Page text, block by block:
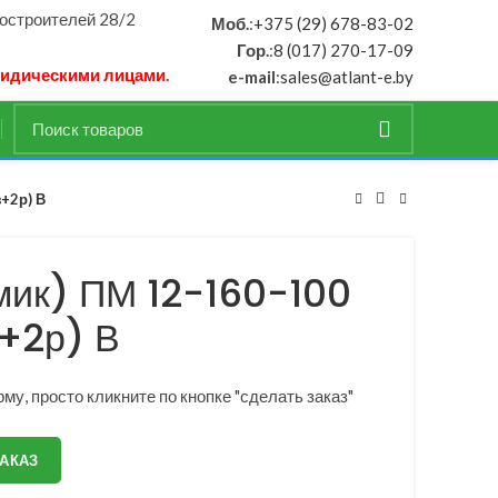
28/2
лицами.
Моб.:+375 (29) 678-83-02
Гор.:8 (017) 270-17-09
e-mail:sales@atlant-e.by
В
ПМ 12-160-100
В
просто кликните по кнопке "сделать заказ"